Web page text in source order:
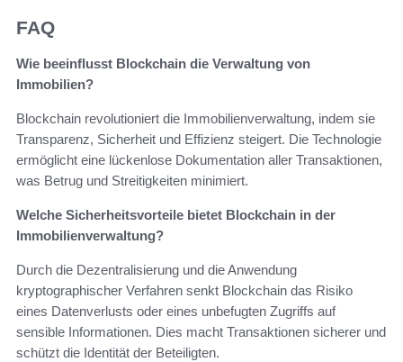
FAQ
Wie beeinflusst Blockchain die Verwaltung von
Immobilien?
Blockchain revolutioniert die Immobilienverwaltung, indem sie
Transparenz, Sicherheit und Effizienz steigert. Die Technologie
ermöglicht eine lückenlose Dokumentation aller Transaktionen,
was Betrug und Streitigkeiten minimiert.
Welche Sicherheitsvorteile bietet Blockchain in der
Immobilienverwaltung?
Durch die Dezentralisierung und die Anwendung
kryptographischer Verfahren senkt Blockchain das Risiko
eines Datenverlusts oder eines unbefugten Zugriffs auf
sensible Informationen. Dies macht Transaktionen sicherer und
schützt die Identität der Beteiligten.